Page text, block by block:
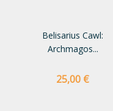
Belisarius Cawl:
Archmagos...
Preço
25,00 €